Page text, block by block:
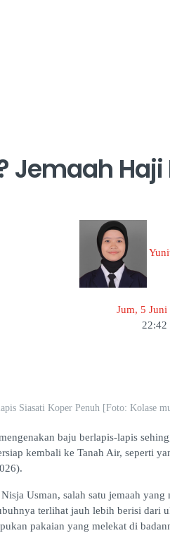
Jemaah
Jum, 5 Juni
22:42
Siasati Koper Penuh [Foto: Kolase
baju berlapis-lapis
kembali ke Tanah Air, seperti
Usman, salah satu jemaah
terlihat jauh lebih berisi dari
pakaian yang melekat di